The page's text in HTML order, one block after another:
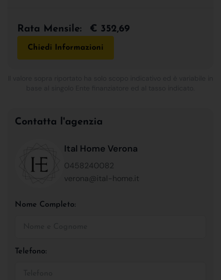
Rata Mensile: € 352,69
Chiedi Informazioni
Contatta l'agenzia
Ital Home Verona
0458240082
verona@ital-home.it
Nome Completo:
Telefono: